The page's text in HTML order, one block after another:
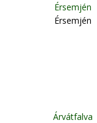
Érsemjén
Érsemjén
Árvátfalva